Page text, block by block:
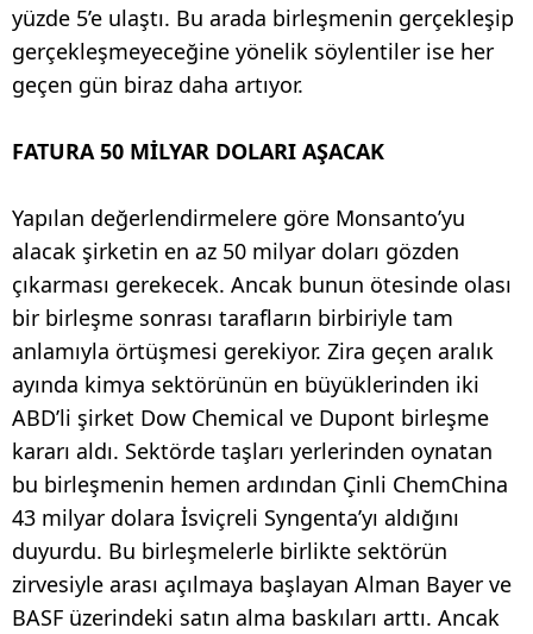
yüzde 5’e ulaştı. Bu arada birleşmenin gerçekleşip
gerçekleşmeyeceğine yönelik söylentiler ise her
geçen gün biraz daha artıyor.
FATURA 50 MİLYAR DOLARI AŞACAK
Yapılan değerlendirmelere göre Monsanto’yu
alacak şirketin en az 50 milyar doları gözden
çıkarması gerekecek. Ancak bunun ötesinde olası
bir birleşme sonrası tarafların birbiriyle tam
anlamıyla örtüşmesi gerekiyor. Zira geçen aralık
ayında kimya sektörünün en büyüklerinden iki
ABD’li şirket Dow Chemical ve Dupont birleşme
kararı aldı. Sektörde taşları yerlerinden oynatan
bu birleşmenin hemen ardından Çinli ChemChina
43 milyar dolara İsviçreli Syngenta’yı aldığını
duyurdu. Bu birleşmelerle birlikte sektörün
zirvesiyle arası açılmaya başlayan Alman Bayer ve
BASF üzerindeki satın alma baskıları arttı. Ancak